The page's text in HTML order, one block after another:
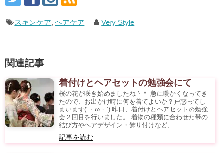
スキンケア,ヘアケア Very Style
関連記事
着付けとヘアセットの勉強会にて
桜の花が咲き始めましたね＾＾ 急に暖かくなってき
たので、お出かけ時に何を着てよいか？戸惑ってし
まいます(´・ω・`) 昨日、着付けとヘアセットの勉強
会２回目を行いました。 着物の種類に合わせた帯の
結び方やヘアデザイン・飾り付けなど、...
記事を読む